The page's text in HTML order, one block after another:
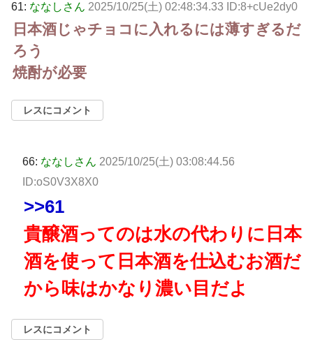
61: ななしさん 2025/10/25(土) 02:48:34.33 ID:8+cUe2dy0
日本酒じゃチョコに入れるには薄すぎるだ
ろう
焼酎が必要
レスにコメント
66: ななしさん 2025/10/25(土) 03:08:44.56
ID:oS0V3X8X0
>>61
貴醸酒ってのは水の代わりに日本
酒を使って日本酒を仕込むお酒だ
から味はかなり濃い目だよ
レスにコメント